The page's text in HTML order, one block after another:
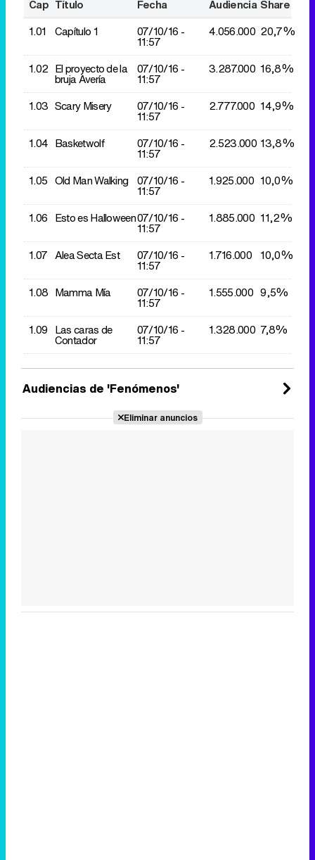
Cap Título Fecha Audiencia Share
1.01 Capítulo 1 07/10/16 -
11:57
4.056.000 20,7%
1.02 El proyecto de la
bruja Avería
07/10/16 -
11:57
3.287.000 16,8%
1.03 Scary Misery 07/10/16 -
11:57
2.777.000 14,9%
1.04 Basketwolf 07/10/16 -
11:57
2.523.000 13,8%
1.05 Old Man Walking 07/10/16 -
11:57
1.925.000 10,0%
1.06 Esto es Halloween07/10/16 -
11:57
1.885.000 11,2%
1.07 Alea Secta Est 07/10/16 -
11:57
1.716.000 10,0%
1.08 Mamma Mía 07/10/16 -
11:57
1.555.000 9,5%
1.09 Las caras de
Contador
07/10/16 -
11:57
1.328.000 7,8%
Audiencias de 'Fenómenos'
Eliminar anuncios